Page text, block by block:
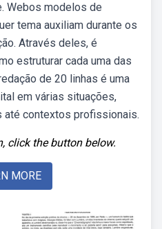
Webos modelos de
tema auxiliam durante os
Através deles, é
estruturar cada uma das
de 20 linhas é uma
em várias situações,
contextos profissionais.
click the button below.
MORE